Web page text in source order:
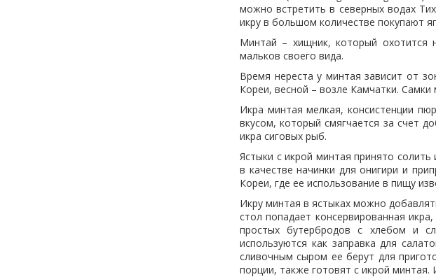
можно встретить в северных водах
икру в большом количестве покупают
Минтай – хищник, который охотится
мальков своего вида.
Время нереста у минтая зависит от
Кореи, весной – возле Камчатки.
Икра минтая мелкая, консистенции
вкусом, который смягчается за счет
икра сиговых рыб.
Ястыки с икрой минтая принято
в качестве начинки для онигири и
Кореи, где ее использование в пищу
Икру минтая в ястыках можно
стол попадает консервированная
простых бутербродов с хлебом и
используются как заправка для
сливочным сыром ее берут для
порции, также готовят с икрой